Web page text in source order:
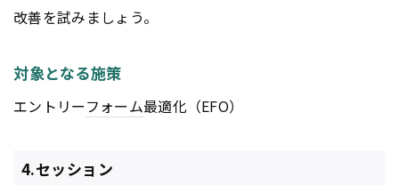
改善を試みましょう。
対象となる施策
エントリーフォーム最適化（EFO）
4.セッション